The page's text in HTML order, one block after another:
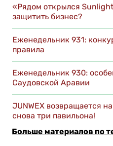
«Рядом открылся
защитить бизнес?
Еженедельник 931:
правила
Еженедельник 930:
Саудовской Аравии
JUNWEX возвращается
снова три павильона!
Больше материалов по